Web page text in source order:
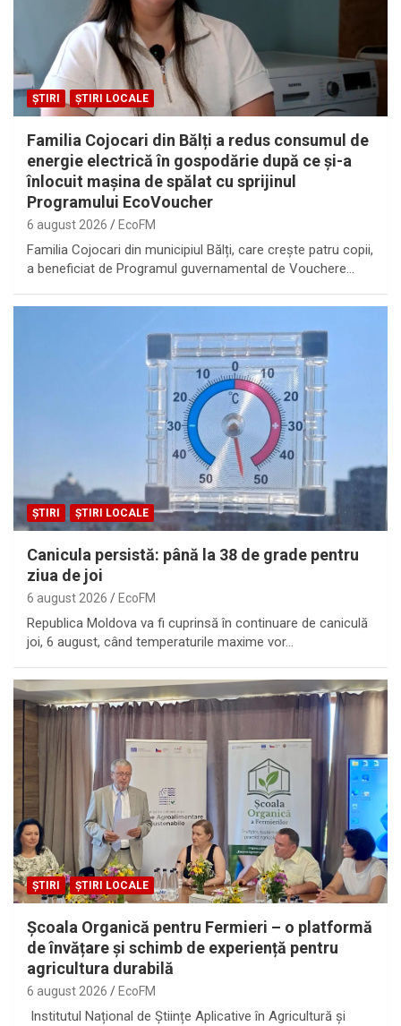
ȘTIRI ȘTIRI LOCALE
Familia Cojocari din Bălți a redus consumul de
energie electrică în gospodărie după ce și-a
înlocuit mașina de spălat cu sprijinul
Programului EcoVoucher
6 august 2026 EcoFM
Familia Cojocari din municipiul Bălți, care crește patru copii,
a beneficiat de Programul guvernamental de Vouchere…
ȘTIRI ȘTIRI LOCALE
Canicula persistă: până la 38 de grade pentru
ziua de joi
6 august 2026 EcoFM
Republica Moldova va fi cuprinsă în continuare de caniculă
joi, 6 august, când temperaturile maxime vor…
ȘTIRI ȘTIRI LOCALE
Școala Organică pentru Fermieri – o platformă
de învățare și schimb de experiență pentru
agricultura durabilă
6 august 2026 EcoFM
Institutul Național de Științe Aplicative în Agricultură și